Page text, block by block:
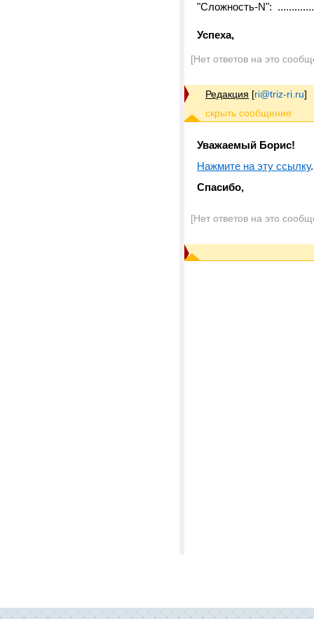
"Сложность-N":
Успеха,
[Нет ответов на это
Редакция [ri@triz-ri.ru]
Уважаемый Борис!
Нажмите на эту ссылку.
Спасибо,
[Нет ответов на это